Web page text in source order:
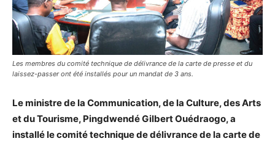
Les membres du comité technique de délivrance de la carte de presse et du
laissez-passer ont été installés pour un mandat de 3 ans.
Le ministre de la Communication, de la Culture, des Arts
et du Tourisme, Pingdwendé Gilbert Ouédraogo, a
installé le comité technique de délivrance de la carte de